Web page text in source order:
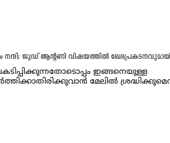
നന്ദി; ജൂഡ് ആന്റണി വിഷയത്തിൽ ഖേദപ്രകടനവുമായി
ഇങ്ങനെയുള്ള
മേലിൽ